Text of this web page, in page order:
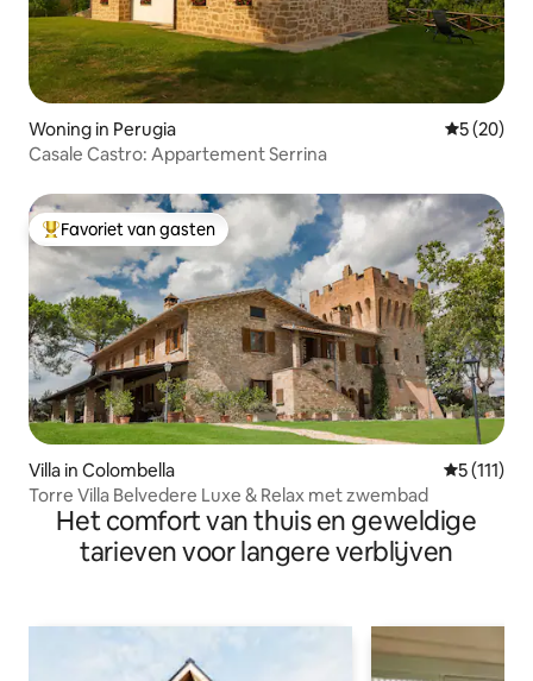
Woning in Perugia
5 (20)
Casale Castro: Appartement Serrina
Topfavoriet van gasten
Favoriet van gasten
Villa in Colombella
5 (111)
Torre Villa Belvedere Luxe & Relax met zwembad
Het comfort van thuis en geweldige
tarieven voor langere verblijven